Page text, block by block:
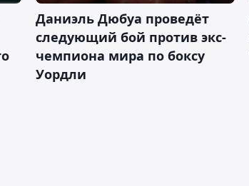
Даниэль Дюбуа проведёт
следующий бой против экс-
чемпиона мира по боксу
Уордли